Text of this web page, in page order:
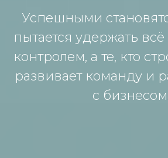
Успешными
пытается удержать
контролем, а те, кто
развивает команду и
с